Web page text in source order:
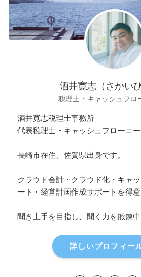
酒井寛志（さかいひ
税理士・キャッシュフロ
酒井寛志税理士事務所
代表税理士・キャッシュフローコ
長崎市在住、佐賀県出身です。
クラウド会計・クラウド化・キャ
ート・経営計画作成サポートを得意
聞き上手を目指し、聞く力を鍛錬中
詳しいプロフィ